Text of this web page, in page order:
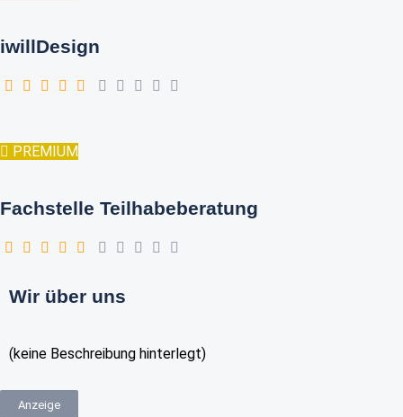
iwillDesign
PREMIUM
Fachstelle Teilhabeberatung
Wir über uns
(keine Beschreibung hinterlegt)
Anzeige